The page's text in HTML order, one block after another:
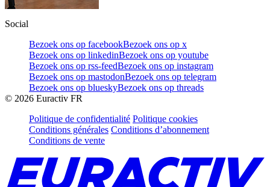
Social
Bezoek ons op facebookBezoek ons op x
Bezoek ons op linkedinBezoek ons op youtube
Bezoek ons op rss-feedBezoek ons op instagram
Bezoek ons op mastodonBezoek ons op telegram
Bezoek ons op blueskyBezoek ons op threads
© 2026 Euractiv FR
Politique de confidentialité Politique cookies
Conditions générales Conditions d’abonnement
Conditions de vente